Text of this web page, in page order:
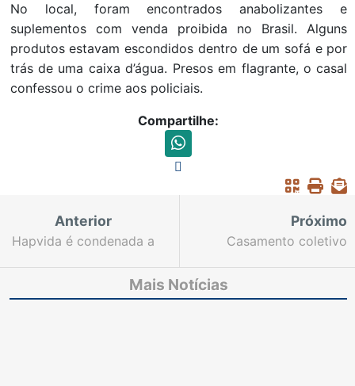
No local, foram encontrados anabolizantes e
suplementos com venda proibida no Brasil. Alguns
produtos estavam escondidos dentro de um sofá e por
trás de uma caixa d’água. Presos em flagrante, o casal
confessou o crime aos policiais.
Compartilhe:
Anterior
Hapvida é condenada a
paciente
Próximo
Casamento coletivo
comemoração de três
anos do projeto Fábrica
Mais Notícias